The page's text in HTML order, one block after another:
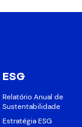
ESG
Relatório Anual de
Sustentabilidade
Estratégia ESG